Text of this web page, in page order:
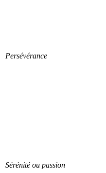
Persévérance
Sérénité ou passion